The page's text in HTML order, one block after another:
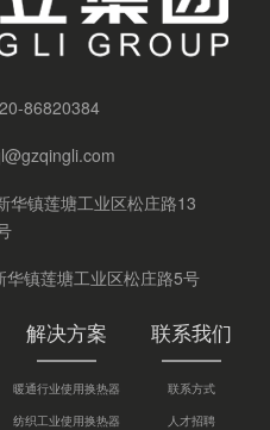
86820384
华镇莲塘工业区松庄路13
镇莲塘工业区松庄路5号
解决方案
暖通行业使用换热器
纺织工业使用换热器
联系我们
联系方式
人才招聘